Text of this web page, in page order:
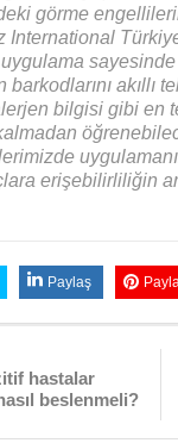
görme
International
akıllı
bilgisi gibi en
erişebilirliliğin
Paylaş
hastalar
beslenmeli?